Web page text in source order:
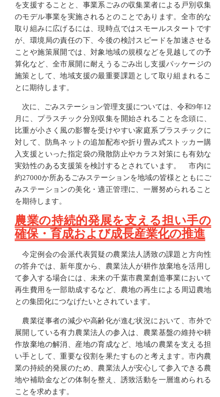
を支援することと、事業系ごみの収集業者による戸別収集
のモデル事業を実施されるとのことであります。全市的な
取り組みに広げるには、現時点ではスモールスタートです
が、環境局の責任の下、今後の検討スピードを加速させる
ことや施策展開では、対象地域の規模などを見越しての予
算化など、全市展開に耐えうるごみ出し支援パッケージの
施策として、地域支援の最重要課題として取り組まれるこ
とに期待します。
次に、ごみステーション管理支援については、令和9年12
月に、プラスチック分別収集を開始されることを念頭に、
比重が小さく風の影響を受けやすい家庭系プラスチックに
対して、防鳥ネットの追加配布や折り畳み式ストッカー購
入支援といった指定袋の飛散防止やカラス対策にも有効な
実効性のある支援策を検討するとされています。 市内に
約27000か所あるごみステーションを地域の皆様とともにご
みステーションの美化・適正管理に、一層努められること
を期待します。
農業の持続的発展を支える担い手の
確保・育成および成長産業化の推進
今定例会の会派代表質疑の農業法人誘致の課題と方向性
の答弁では、新年度から、農業法人が耕作放棄地を活用し
て参入する場合には、未来の千葉市農業創造事業において
再生費用を一部助成するなど、農地の再生による周辺農地
との集団化につなげたいとされています。
農業従事者の減少や高齢化が進む状況において、市外で
展開している有力農業法人の参入は、農業基盤の維持や耕
作放棄地の解消、産地の育成など、地域の農業を支える担
い手として、重要な役割を果たすものと考えます。市内農
業の持続的発展のため、農業法人が安心して参入できる農
地や補助金などの体制を整え、誘致活動を一層進められる
ことを求めます。